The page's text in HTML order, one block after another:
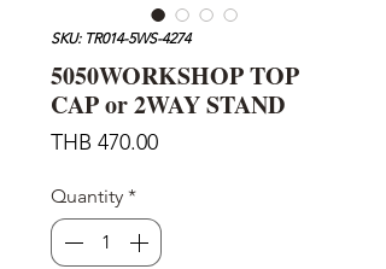
SKU: TR014-5WS-4274
5050WORKSHOP TOP
CAP or 2WAY STAND
THB 470.00Price
Quantity *